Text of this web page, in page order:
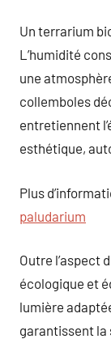
Un terrarium
L’humidité
une
collemboles
entretiennent
esthétique,
Plus
paludarium
Outre l’aspect
écologique et
lumière
garantissent